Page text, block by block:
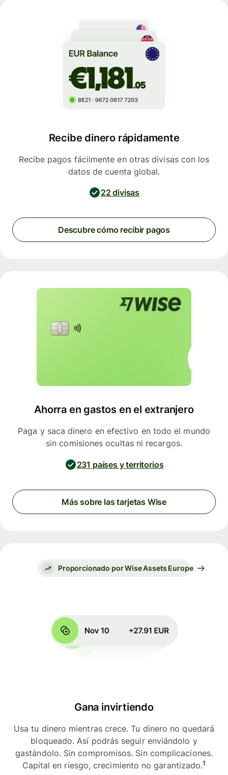
Recibe dinero rápidamente
Recibe pagos fácilmente en otras divisas con los
datos de cuenta global.
22 divisas
Descubre cómo recibir pagos
Ahorra en gastos en el extranjero
Paga y saca dinero en efectivo en todo el mundo
sin comisiones ocultas ni recargos.
231 países y territorios
Más sobre las tarjetas Wise
Proporcionado por Wise Assets Europe
Gana invirtiendo
Usa tu dinero mientras crece. Tu dinero no quedará
bloqueado. Así podrás seguir enviándolo y
gastándolo. Sin compromisos. Sin complicaciones.
Capital en riesgo, crecimiento no garantizado.1